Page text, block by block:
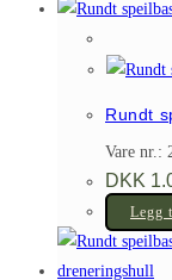
Rundt
Vare nr.:
DKK
Legg